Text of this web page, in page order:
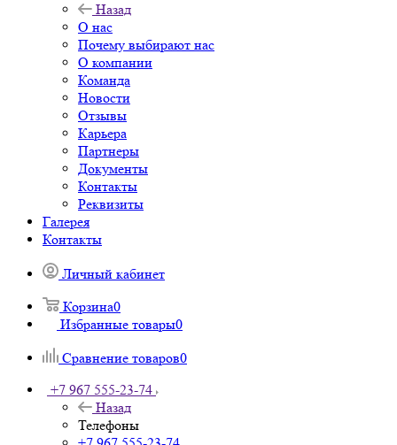
Назад
О нас
Почему выбирают нас
О компании
Команда
Новости
Отзывы
Карьера
Партнеры
Документы
Контакты
Реквизиты
Галерея
Контакты
Личный кабинет
Корзина0
Избранные товары0
Сравнение товаров0
+7 967 555-23-74
Назад
Телефоны